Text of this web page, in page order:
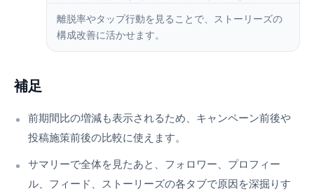
離脱率やタップ行動を見ることで、ストーリーズの
構成改善に活かせます。
補足
前期間比の増減も表示されるため、キャンペーン前後や
投稿施策前後の比較に使えます。
サマリーで全体を見たあと、フォロワー、プロフィー
ル、フィード、ストーリーズの各タブで原因を深掘りす